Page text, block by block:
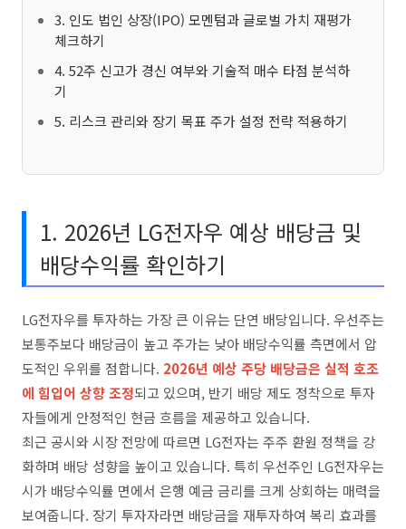
3. 인도 법인 상장(IPO) 모멘텀과 글로벌 가치 재평가
체크하기
4. 52주 신고가 경신 여부와 기술적 매수 타점 분석하
기
5. 리스크 관리와 장기 목표 주가 설정 전략 적용하기
1. 2026년 LG전자우 예상 배당금 및
배당수익률 확인하기
LG전자우를 투자하는 가장 큰 이유는 단연 배당입니다. 우선주는
보통주보다 배당금이 높고 주가는 낮아 배당수익률 측면에서 압
도적인 우위를 점합니다. 2026년 예상 주당 배당금은 실적 호조
에 힘입어 상향 조정되고 있으며, 반기 배당 제도 정착으로 투자
자들에게 안정적인 현금 흐름을 제공하고 있습니다.
최근 공시와 시장 전망에 따르면 LG전자는 주주 환원 정책을 강
화하며 배당 성향을 높이고 있습니다. 특히 우선주인 LG전자우는
시가 배당수익률 면에서 은행 예금 금리를 크게 상회하는 매력을
보여줍니다. 장기 투자자라면 배당금을 재투자하여 복리 효과를